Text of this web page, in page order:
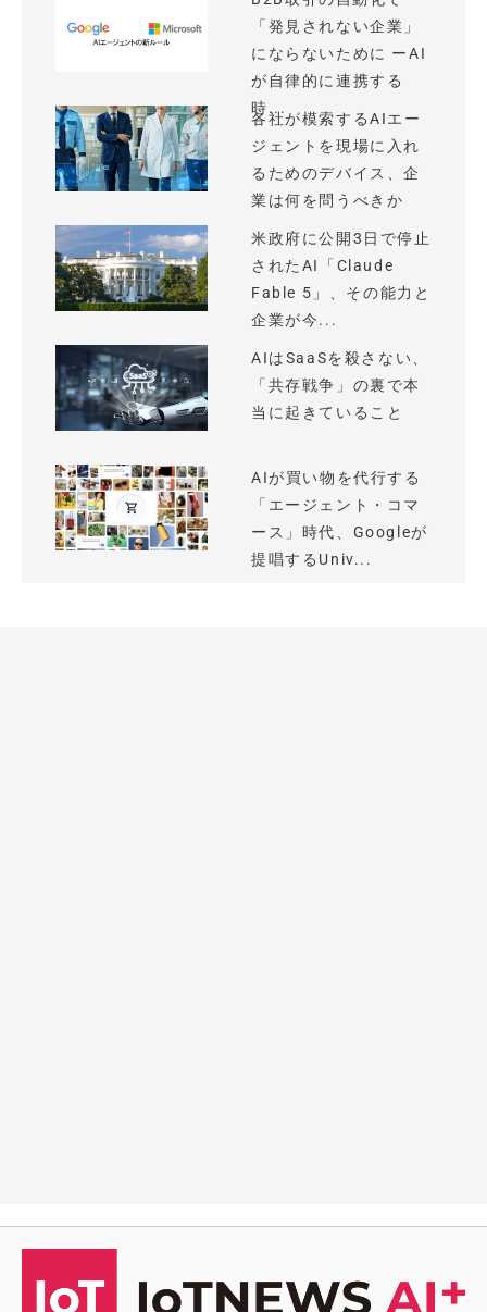
「発見されない企業」
にならないために ーAI
が自律的に連携する
時...
各社が模索するAIエー
ジェントを現場に入れ
るためのデバイス、企
業は何を問うべきか
米政府に公開3日で停止
されたAI「Claude
Fable 5」、その能力と
企業が今...
AIはSaaSを殺さない、
「共存戦争」の裏で本
当に起きていること
AIが買い物を代行する
「エージェント・コマ
ース」時代、Googleが
提唱するUniv...